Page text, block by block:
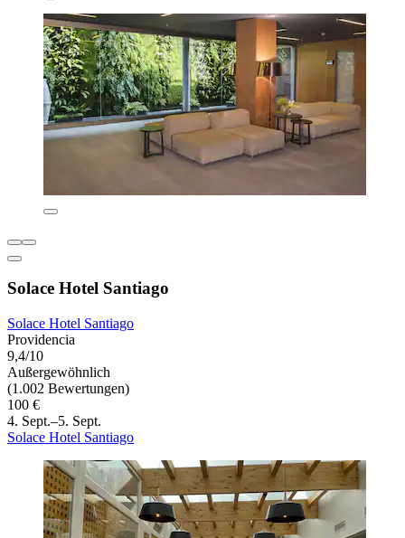
Solace Hotel Santiago
Solace Hotel Santiago
Providencia
9,4/10
Außergewöhnlich
(1.002 Bewertungen)
100 €
4. Sept.–5. Sept.
Solace Hotel Santiago